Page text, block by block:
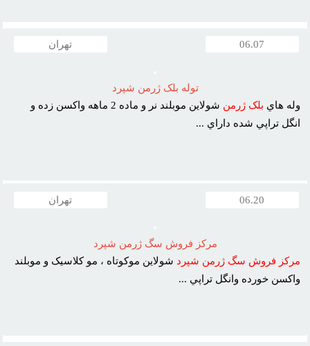
06.07 تهران
توله بلک ژرمن شپرد
وله هاي بلک ژرمن
شولاين موبلند نر و ماده 2 ماهه واکسن زده و
انگل تراپي شده داراي ...
06.20 تهران
مرکز فروش سگ ژرمن شپرد
مرکز فروش سگ ژرمن شپرد شولاين موکوتاه ، مو کلاسيک و موبلند
واکسن خورده وانگل تراپي ...